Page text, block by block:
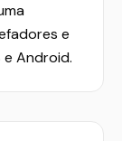
e
e Android.